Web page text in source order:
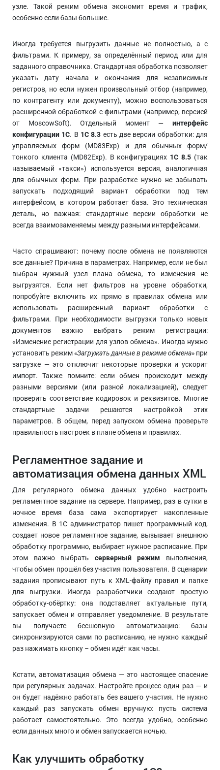
узле. Такой режим обмена экономит время и трафик,
особенно если базы большие.
Иногда требуется выгрузить данные не полностью, а с
фильтрами. К примеру, за определённый период или для
заданного справочника. Стандартная обработка позволяет
указать дату начала и окончания для независимых
регистров, но если нужен произвольный отбор (например,
по контрагенту или документу), можно воспользоваться
расширенной обработкой с фильтрами (например, версией
от MoscowSoft). Отдельный момент — интерфейс
конфигурации 1С. В 1С 8.3 есть две версии обработки: для
управляемых форм (MD83Exp) и для обычных форм/
тонкого клиента (MD82Exp). В конфигурациях 1С 8.5 (так
называемый «такси») используется версия, аналогичная
для обычных форм. При разработке нужно не забывать
запускать подходящий вариант обработки под тем
интерфейсом, в котором работает база. Это техническая
деталь, но важная: стандартные версии обработки не
всегда взаимозаменяемы между разными интерфейсами.
Часто спрашивают: почему после обмена не появляются
все данные? Причина в параметрах. Например, если не был
выбран нужный узел плана обмена, то изменения не
выгрузятся. Если нет фильтров на уровне обработки,
попробуйте включить их прямо в правилах обмена или
использовать расширенный вариант обработки с
фильтрами. При необходимости выгрузки только новых
документов важно выбрать режим регистрации:
«Изменение регистрации для узлов обмена». Иногда нужно
установить режим«Загружать данные в режиме обмена» при
загрузке — это отключит некоторые проверки и ускорит
импорт. Также помните: если обмен происходит между
разными версиями (или разной локализацией), следует
проверить соответствие кодировок и реквизитов. Многие
стандартные задачи решаются настройкой этих
параметров. В общем, перед запуском обмена проверьте
правильность настроек в плане обмена и правилах.
Регламентное задание и
автоматизация обмена данных XML
Для регулярного обмена данных удобно настроить
регламентное задание на сервере. Например, раз в сутки в
ночное время база сама экспортирует накопленные
изменения. В 1С администратор пишет программный код,
создает новое регламентное задание, вызывает внешнюю
обработку программно, выбирает нужное расписание. При
этом важно выбрать серверный режим выполнения,
чтобы обмен прошёл без участия пользователя. В сценарии
задания прописывают путь к XML-файлу правил и папке
для выгрузки. Иногда разработчики создают простую
обработку-обёртку: она подставляет актуальные пути,
запускает обмен и отправляет уведомление. В результате
вы получаете бесшовную автоматизацию: базы
синхронизируются сами по расписанию, не нужно каждый
раз нажимать кнопку – обмен идёт как часы.
Кстати, автоматизация обмена — это настоящее спасение
при регулярных задачах. Настройте процесс один раз — и
он будет надёжно работать без вашего участия. Не нужно
каждый раз запускать обмен вручную: пусть система
работает самостоятельно. Это всегда удобно, особенно
если данных много и обмен запускается ночью.
Как улучшить обработку